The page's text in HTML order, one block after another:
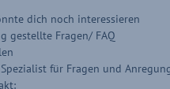
dich noch interessieren
gestellte Fragen/ FAQ
für Fragen und